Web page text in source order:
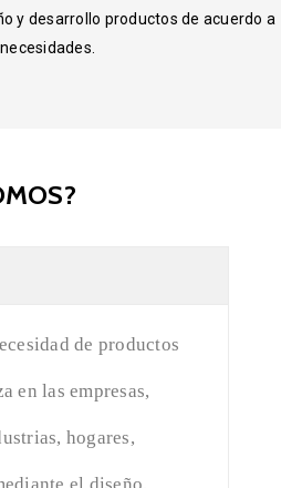
y desarrollo productos de acuerdo a
de productos
en las empresas,
hogares,